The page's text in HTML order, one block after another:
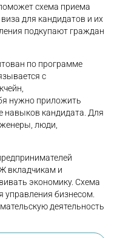
схема приема
для кандидатов и их
подкупают граждан
по программе
с
нужно приложить
навыков кандидата. Для
люди,
вкладчикам и
экономику. Схема
управления бизнесом.
деятельность